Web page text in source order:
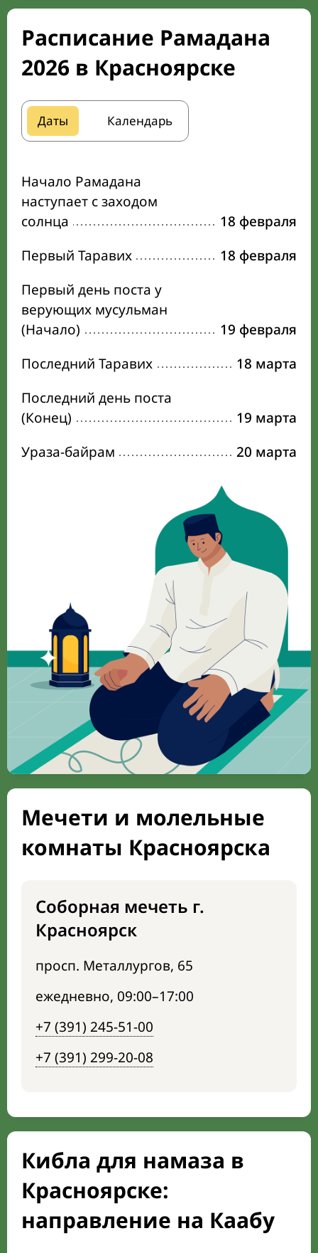
Расписание Рамадана
2026 в Красноярске
Даты Календарь
Начало Рамадана
наступает с заходом
солнца
18 февраля
Первый Таравих
18 февраля
Первый день поста у
верующих мусульман
(Начало)
19 февраля
Последний Таравих
18 марта
Последний день поста
(Конец)
19 марта
Ураза-байрам
20 марта
Мечети и молельные
комнаты Красноярска
Соборная мечеть г.
Красноярск
просп. Металлургов, 65
ежедневно, 09:00–17:00
+7 (391) 245-51-00
+7 (391) 299-20-08
Кибла для намаза в
Красноярске:
направление на Каабу